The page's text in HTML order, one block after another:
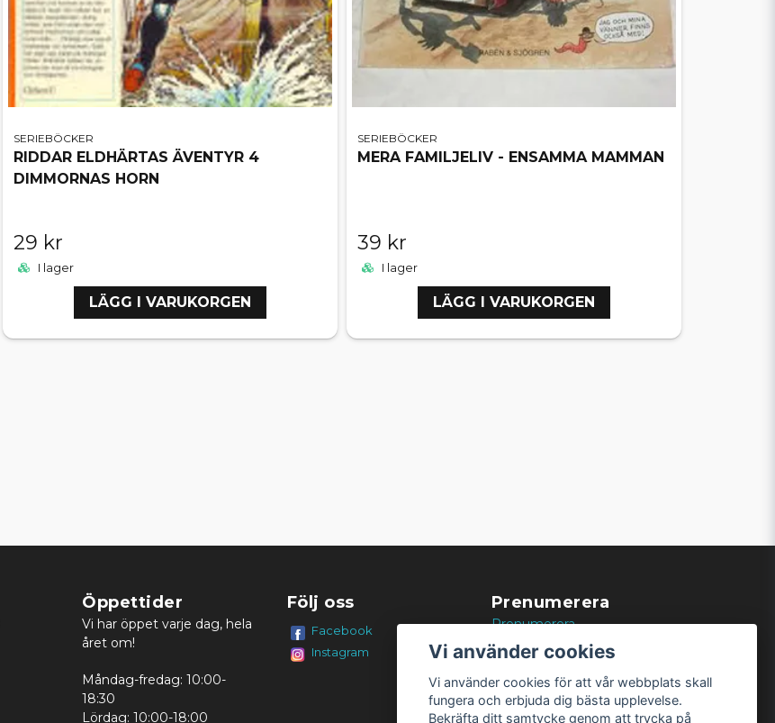
SERIEBÖCKER
RIDDAR ELDHÄRTAS ÄVENTYR 4
DIMMORNAS HORN
29 kr
I lager
LÄGG I VARUKORGEN
SERIEBÖCKER
MERA FAMILJELIV - ENSAMMA MAMMAN
39 kr
I lager
LÄGG I VARUKORGEN
Öppettider
Vi har öppet varje dag, hela
året om!
Måndag-fredag: 10:00-
18:30
Lördag: 10:00-18:00
Följ oss
Facebook
Instagram
Prenumerera
Prenumerera
Vi använder cookies
Vi använder cookies för att vår webbplats skall
fungera och erbjuda dig bästa upplevelse.
Bekräfta ditt samtycke genom att trycka på